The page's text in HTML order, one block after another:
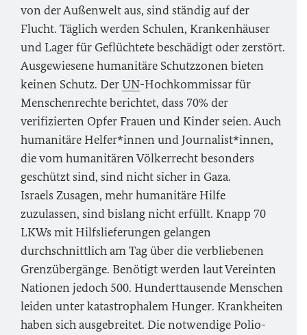
von der Außenwelt aus, sind ständig auf der
Flucht. Täglich werden Schulen, Krankenhäuser
und Lager für Geflüchtete beschädigt oder zerstört.
Ausgewiesene humanitäre Schutzzonen bieten
keinen Schutz. DerUN-Hochkommissar für
Menschenrechte berichtet, dass 70% der
verifizierten Opfer Frauen und Kinder seien. Auch
humanitäre Helfer*innen und Journalist*innen,
die vom humanitären Völkerrecht besonders
geschützt sind, sind nicht sicher in Gaza.
Israels Zusagen, mehr humanitäre Hilfe
zuzulassen, sind bislang nicht erfüllt. Knapp 70
LKWs mit Hilfslieferungen gelangen
durchschnittlich am Tag über die verbliebenen
Grenzübergänge. Benötigt werden laut Vereinten
Nationen jedoch 500. Hunderttausende Menschen
leiden unter katastrophalem Hunger. Krankheiten
haben sich ausgebreitet. Die notwendige Polio-